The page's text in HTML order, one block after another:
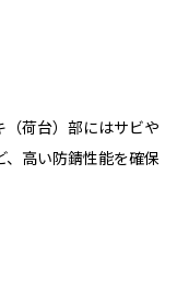
荷台）部にはサビや
高い防錆性能を確保